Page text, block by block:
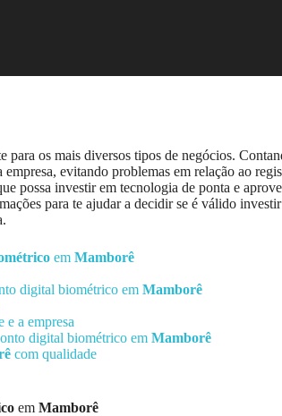
para os mais diversos tipos de negócios.
evitando problemas em relação ao
possa investir em tecnologia de ponta e
para te ajudar a decidir se é válido
em Mamborê
digital biométrico em Mamborê
e a empresa
digital biométrico em Mamborê
com qualidade
em Mamborê